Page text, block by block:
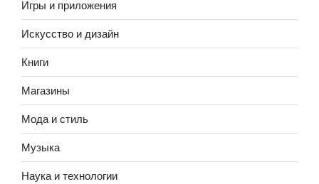
Игры и приложения
Искусство и дизайн
Книги
Магазины
Мода и стиль
Музыка
Наука и технологии